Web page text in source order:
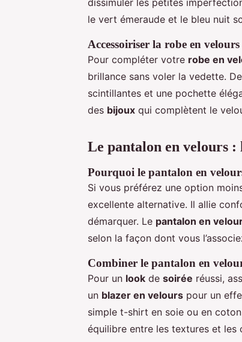
le vert émeraude et le bleu nuit
Accessoiriser la robe en velours
Pour compléter votre robe en
brillance sans voler la vedette.
scintillantes et une pochette
des bijoux qui complètent le
Le pantalon en velours :
Pourquoi le pantalon en
Si vous préférez une option
excellente alternative. Il allie
démarquer. Le pantalon en
selon la façon dont vous
Combiner le pantalon en
Pour un look de soirée réussi,
un blazer en velours pour un
simple t-shirt en soie ou en
équilibre entre les textures et les